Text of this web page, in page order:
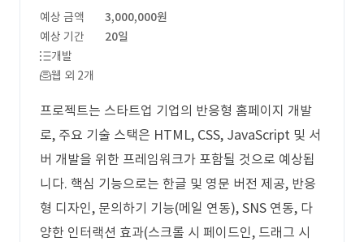
예상 금액
3,000,000원
예상 기간
20일
개발
웹 외 2개
프로젝트는 스타트업 기업의 반응형 홈페이지 개발
로, 주요 기술 스택은 HTML, CSS, JavaScript 및 서
버 개발을 위한 프레임워크가 포함될 것으로 예상됩
니다. 핵심 기능으로는 한글 및 영문 버전 제공, 반응
형 디자인, 문의하기 기능(메일 연동), SNS 연동, 다
양한 인터랙션 효과(스크롤 시 페이드인, 드래그 시